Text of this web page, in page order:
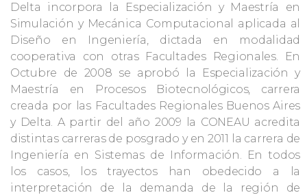
Delta incorpora la Especialización y Maestría en
Simulación y Mecánica Computacional aplicada al
Diseño en Ingeniería, dictada en modalidad
cooperativa con otras Facultades Regionales. En
Octubre de 2008 se aprobó la Especialización y
Maestría en Procesos Biotecnológicos, carrera
creada por las Facultades Regionales Buenos Aires
y Delta. A partir del año 2009 la CONEAU acredita
distintas carreras de posgrado y en 2011 la carrera de
Ingeniería en Sistemas de Información. En todos
los casos, los trayectos han obedecido a la
interpretación de la demanda de la región de